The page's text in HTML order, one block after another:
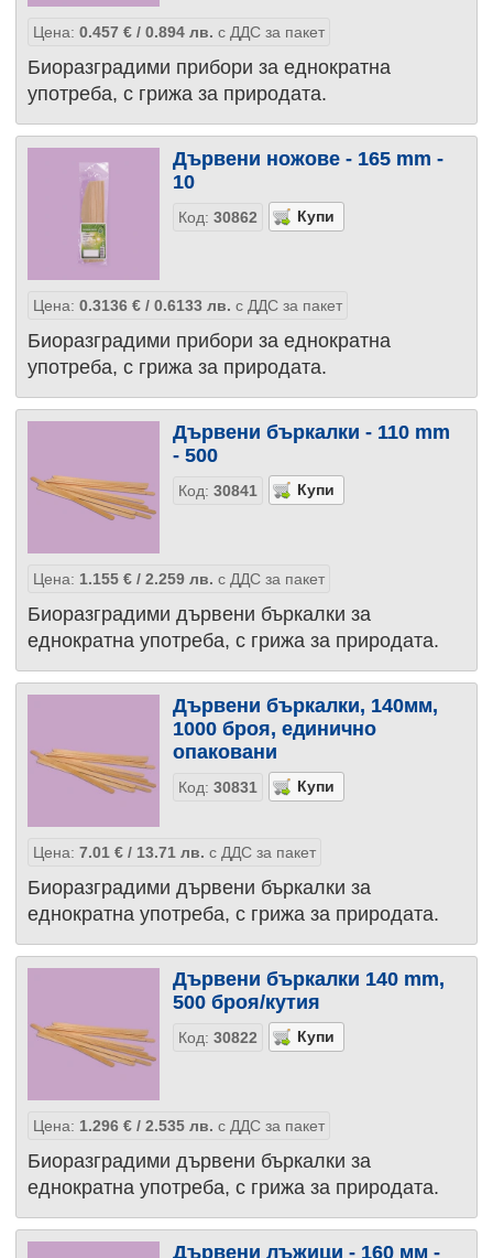
Цена: 0.457 €/ 0.894 лв. с ДДС за пакет
Биоразградими прибори за еднократна
употреба, с грижа за природата.
Дървени ножове - 165 mm -
10
Код: 30862
Цена: 0.3136 €/ 0.6133 лв. с ДДС за пакет
Биоразградими прибори за еднократна
употреба, с грижа за природата.
Дървени бъркалки - 110 mm
- 500
Код: 30841
Цена: 1.155 €/ 2.259 лв. с ДДС за пакет
Биоразградими дървени бъркалки за
еднократна употреба, с грижа за природата.
Дървени бъркалки, 140мм,
1000 броя, единично
опаковани
Код: 30831
Цена: 7.01 €/ 13.71 лв. с ДДС за пакет
Биоразградими дървени бъркалки за
еднократна употреба, с грижа за природата.
Дървени бъркалки 140 mm,
500 броя/кутия
Код: 30822
Цена: 1.296 €/ 2.535 лв. с ДДС за пакет
Биоразградими дървени бъркалки за
еднократна употреба, с грижа за природата.
Дървени лъжици - 160 мм -